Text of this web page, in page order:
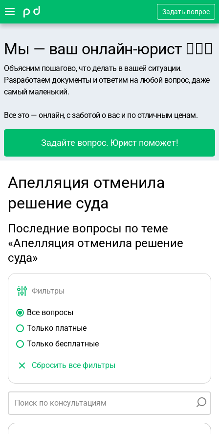
Задать вопрос
Мы — ваш онлайн-юрист 👨🏻‍⚖️
Объясним пошагово, что делать в вашей ситуации.
Разработаем документы и ответим на любой вопрос, даже
самый маленький.
Все это — онлайн, с заботой о вас и по отличным ценам.
Задайте вопрос. Юрист поможет!
Апелляция отменила
решение суда
Последние вопросы по теме
«Апелляция отменила решение
суда»
Фильтры
Все вопросы
Только платные
Только бесплатные
Сбросить все фильтры